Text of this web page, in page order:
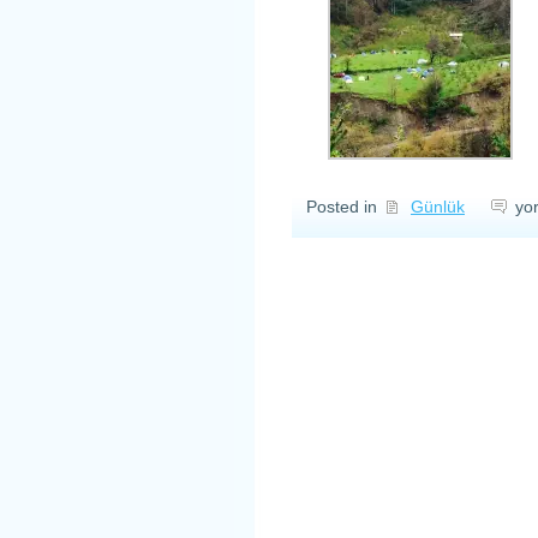
Posted in Günlük